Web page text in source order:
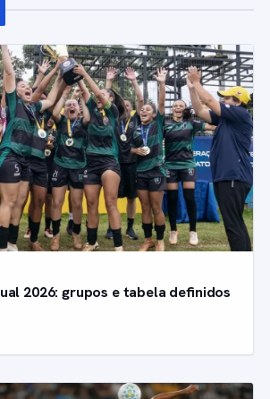
2026: grupos e tabela definidos